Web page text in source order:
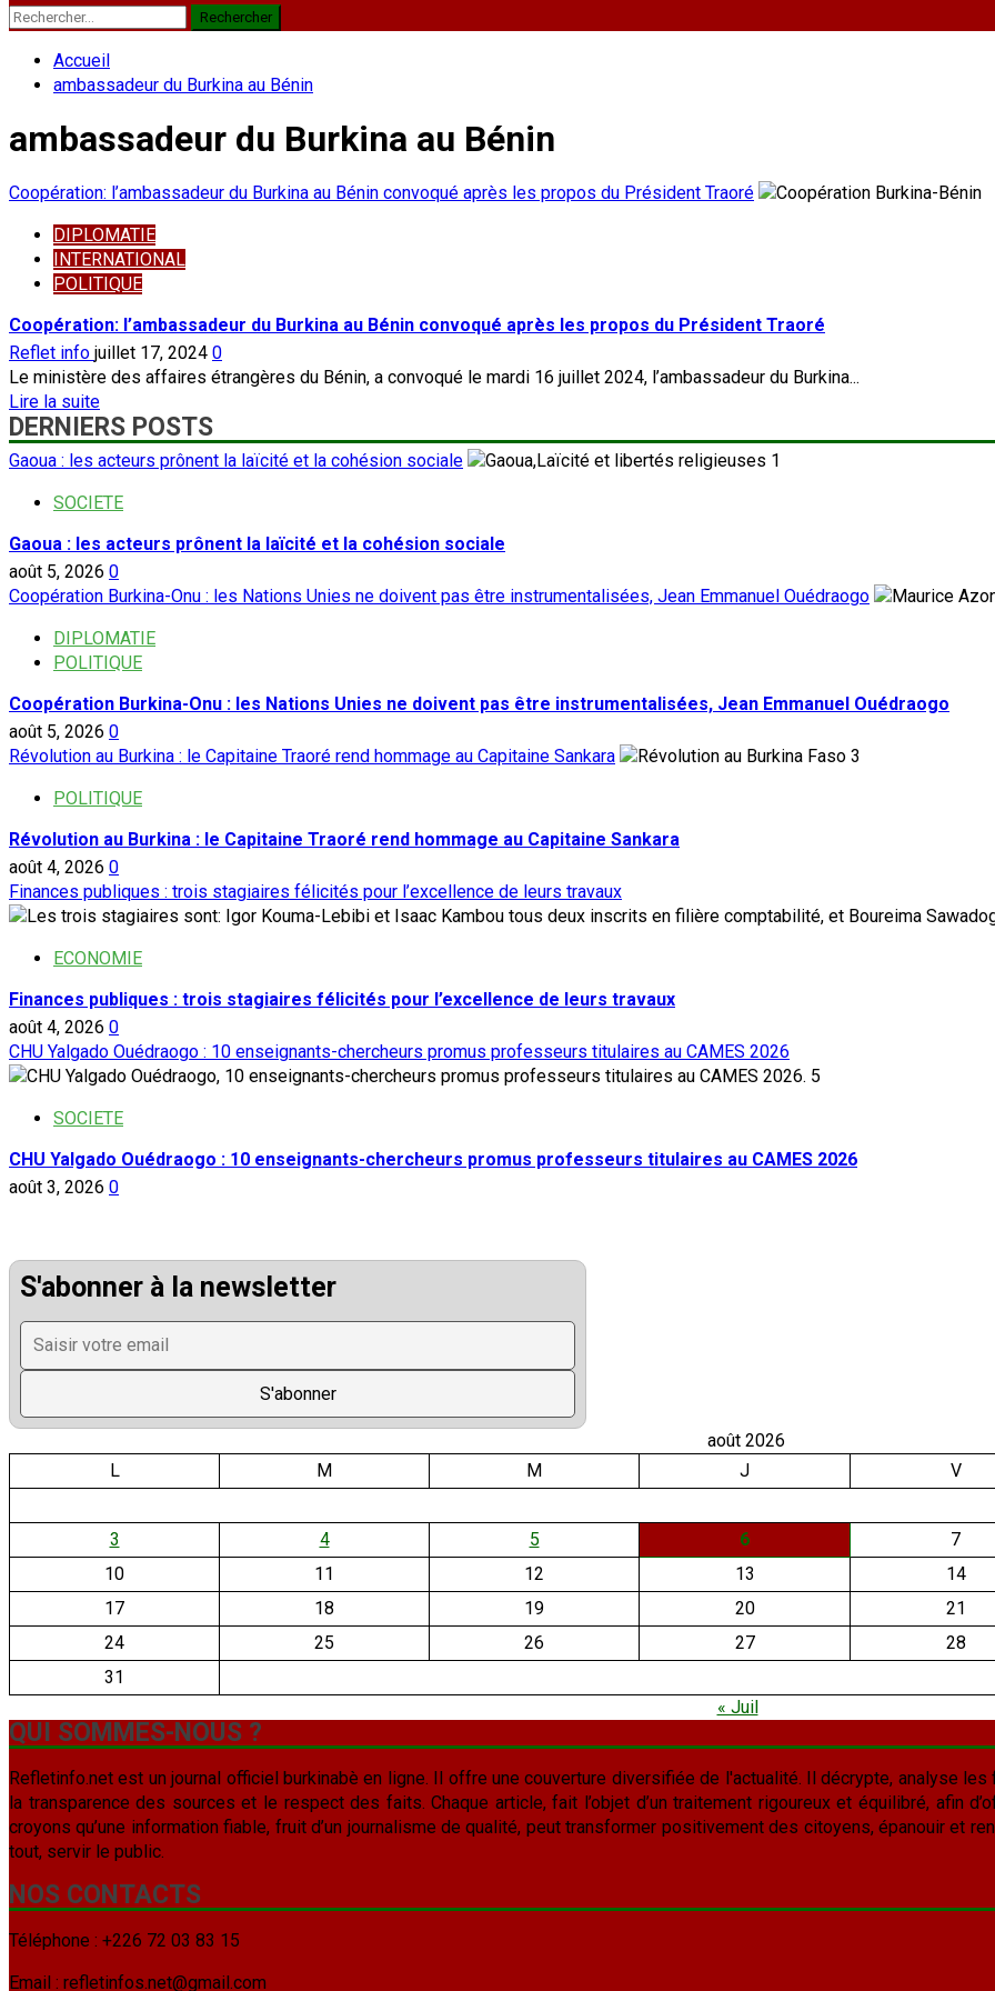
Rechercher :
Accueil
ambassadeur du Burkina au Bénin
ambassadeur du Burkina au Bénin
Coopération: l’ambassadeur du Burkina au Bénin convoqué après les propos du Président Traoré
DIPLOMATIE
INTERNATIONAL
POLITIQUE
Coopération: l’ambassadeur du Burkina au Bénin convoqué après les propos du Président Traoré
Reflet info juillet 17, 2024 0
Le ministère des affaires étrangères du Bénin, a convoqué le mardi 16 juillet 2024, l’ambassadeur du Burkina...
Lire la suiteEn
savoir
plus
sur
Coopération:
du
Burkina
au
convoqué
après
les
propos
du
Président
Traoré
DERNIERS POSTS
Gaoua : les acteurs prônent la laïcité et la cohésion sociale
1
SOCIETE
Gaoua : les acteurs prônent la laïcité et la cohésion sociale
août 5, 2026 0
Coopération Burkina-Onu : les Nations Unies ne doivent pas être instrumentalisées, Jean Emmanuel Ouédraogo
DIPLOMATIE
POLITIQUE
Coopération Burkina-Onu : les Nations Unies ne doivent pas être instrumentalisées, Jean Emmanuel Ouédraogo
août 5, 2026 0
Révolution au Burkina : le Capitaine Traoré rend hommage au Capitaine Sankara
3
POLITIQUE
Révolution au Burkina : le Capitaine Traoré rend hommage au Capitaine Sankara
août 4, 2026 0
Finances publiques : trois stagiaires félicités pour l’excellence de leurs travaux
ECONOMIE
Finances publiques : trois stagiaires félicités pour l’excellence de leurs travaux
août 4, 2026 0
CHU Yalgado Ouédraogo : 10 enseignants-chercheurs promus professeurs titulaires au CAMES 2026
5
SOCIETE
CHU Yalgado Ouédraogo : 10 enseignants-chercheurs promus professeurs titulaires au CAMES 2026
août 3, 2026 0
S'abonner à la newsletter
août 2026
L
M M J V
3 4 5 6
7
10
11 12 13
14
17
18 19 20
21
24
25 26 27
28
31
« Juil
QUI SOMMES-NOUS ?
Refletinfo.net est un journal officiel burkinabè en ligne. Il offre une couverture diversifiée de l'actualité. Il décrypte, analyse
la transparence des sources et le respect des faits. Chaque article, fait l’objet d’un traitement rigoureux et équilibré, afin
croyons qu’une information fiable, fruit d’un journalisme de qualité, peut transformer positivement des citoyens, épanouir et
tout, servir le public.
NOS CONTACTS
Téléphone : +226 72 03 83 15
Email : refletinfos.net@gmail.com